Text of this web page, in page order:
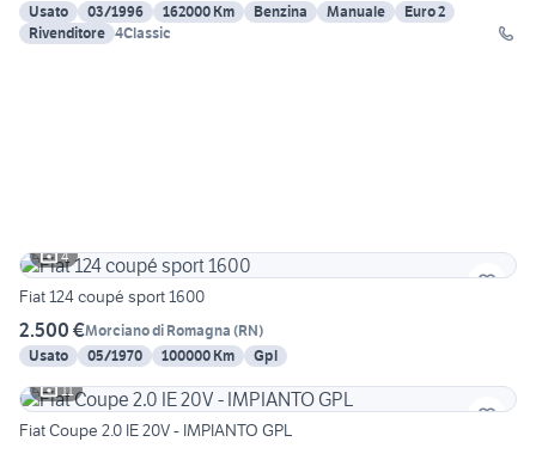
Usato
03/1996 162000 Km Benzina Manuale
Euro 2
Rivenditore 4Classic
4
Fiat 124 coupé sport 1600
2.500 €Morciano di Romagna (RN)
Usato
05/1970 100000 Km
Gpl
11
Fiat Coupe 2.0 IE 20V - IMPIANTO GPL